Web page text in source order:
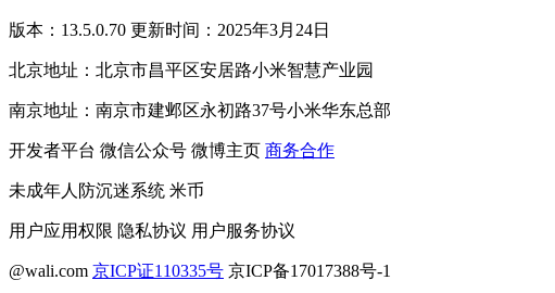
版本：13.5.0.70 更新时间：2025年3月24日
北京地址：北京市昌平区安居路小米智慧产业园
南京地址：南京市建邺区永初路37号小米华东总部
开发者平台 微信公众号 微博主页 商务合作
未成年人防沉迷系统 米币
用户应用权限 隐私协议 用户服务协议
@wali.com 京ICP证110335号 京ICP备17017388号-1